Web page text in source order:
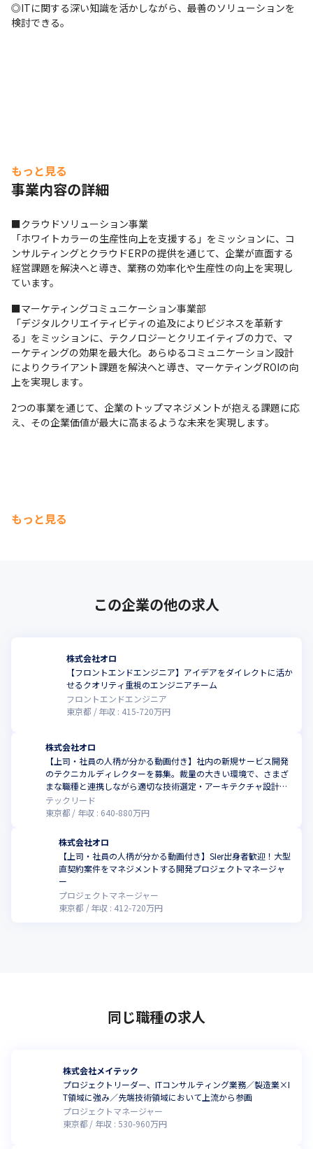
◎ITに関する深い知識を活かしながら、最善のソリューションを
検討できる。
もっと見る
事業内容の詳細
■クラウドソリューション事業
「ホワイトカラーの生産性向上を支援する」をミッションに、コ
ンサルティングとクラウドERPの提供を通じて、企業が直面する
経営課題を解決へと導き、業務の効率化や生産性の向上を実現し
ています。
■マーケティングコミュニケーション事業部
「デジタルクリエイティビティの追及によりビジネスを革新す
る」をミッションに、テクノロジーとクリエイティブの力で、マ
ーケティングの効果を最大化。あらゆるコミュニケーション設計
によりクライアント課題を解決へと導き、マーケティングROIの向
上を実現します。
2つの事業を通じて、企業のトップマネジメントが抱える課題に応
え、その企業価値が最大に高まるような未来を実現します。
もっと見る
この企業の他の求人
株式会社オロ
【フロントエンドエンジニア】アイデアをダイレクトに活か
せるクオリティ重視のエンジニアチーム
フロントエンドエンジニア
東京都
年収 : 415-720万円
株式会社オロ
【上司・社員の人柄が分かる動画付き】社内の新規サービス開発
のテクニカルディレクターを募集。裁量の大きい環境で、さまざ
まな職種と連携しながら適切な技術選定・アーキテクチャ設計を
お任せ
テックリード
東京都
年収 : 640-880万円
株式会社オロ
【上司・社員の人柄が分かる動画付き】SIer出身者歓迎！大型
直契約案件をマネジメントする開発プロジェクトマネージャ
ー
プロジェクトマネージャー
東京都
年収 : 412-720万円
同じ職種の求人
株式会社メイテック
プロジェクトリーダー、ITコンサルティング業務／製造業×I
T領域に強み／先端技術領域において上流から参画
プロジェクトマネージャー
東京都
年収 : 530-960万円